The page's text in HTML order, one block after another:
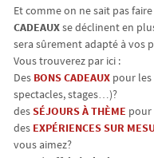
Et comme on ne sait pas
CADEAUXse déclinent en
sera sûrement adapté à vos
Vous trouverez par ici :
Des BONS CADEAUX pour
spectacles, stages…)?
desSÉJOURS À THÈME pour
des EXPÉRIENCES SUR
vous aimez?